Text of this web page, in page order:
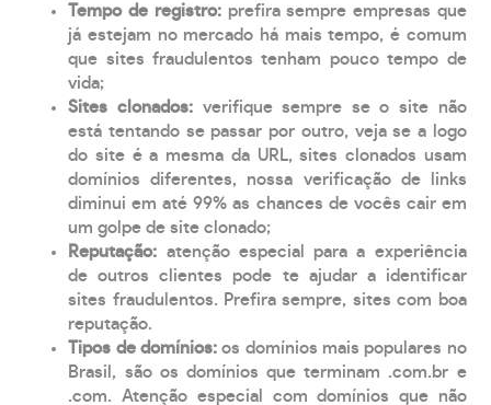
Tempo de registro: prefira sempre empresas que
já estejam no mercado há mais tempo, é comum
que sites fraudulentos tenham pouco tempo de
vida;
Sites clonados: verifique sempre se o site não
está tentando se passar por outro, veja se a logo
do site é a mesma da URL, sites clonados usam
domínios diferentes, nossa verificação de links
diminui em até 99% as chances de vocês cair em
um golpe de site clonado;
Reputação: atenção especial para a experiência
de outros clientes pode te ajudar a identificar
sites fraudulentos. Prefira sempre, sites com boa
reputação.
Tipos de domínios:os domínios mais populares no
Brasil, são os domínios que terminam .com.br e
.com. Atenção especial com domínios que não